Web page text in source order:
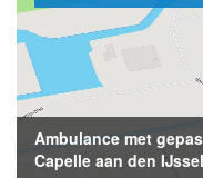
Ambulance met
Capelle aan den IJssel